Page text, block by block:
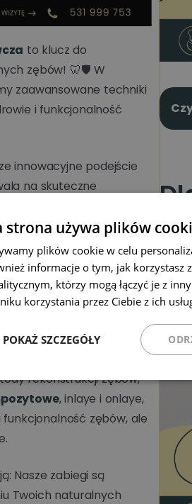
to klucz do
zębów! 🦷🛡️ W
zaawansowane techniki
i funkcjonalność
innowacyjne podejście
na skuteczne
zębów, zapewniając
Każdy plan leczenia
diagnostyki, która
potrzeby
rekonstrukcji zębów,
, inlaye i onlaye,
zębów, ale
Nasze zabiegi są
Twoich naturalnych
strona używa plików
plików cookie w celu
informacje o tym, jak korzystasz
którzy mogą łączyć je z
korzystania przez Ciebie z ich
POKAŻ SZCZEGÓŁY